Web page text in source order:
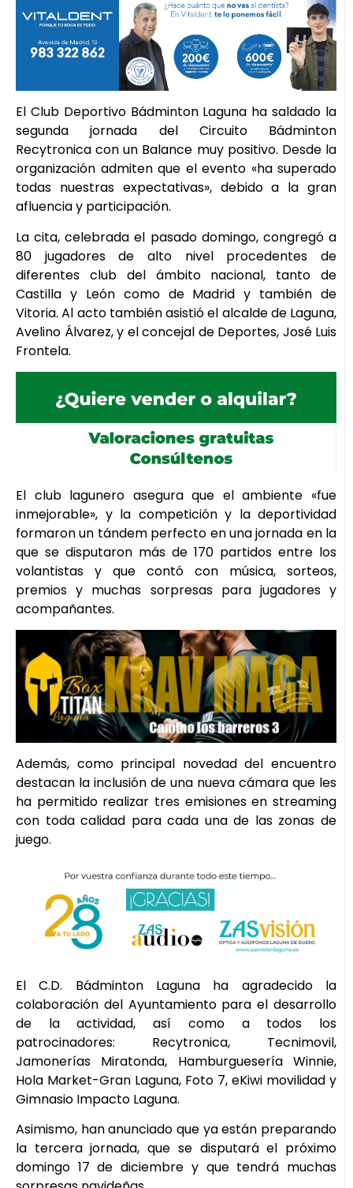
El Club Deportivo Bádminton Laguna ha saldado la
segunda jornada del Circuito Bádminton
Recytronica con un Balance muy positivo. Desde la
organización admiten que el evento «ha superado
todas nuestras expectativas», debido a la gran
afluencia y participación.
La cita, celebrada el pasado domingo, congregó a
80 jugadores de alto nivel procedentes de
diferentes club del ámbito nacional, tanto de
Castilla y León como de Madrid y también de
Vitoria. Al acto también asistió el alcalde de Laguna,
Avelino Álvarez, y el concejal de Deportes, José Luis
Frontela.
El club lagunero asegura que el ambiente «fue
inmejorable», y la competición y la deportividad
formaron un tándem perfecto en una jornada en la
que se disputaron más de 170 partidos entre los
volantistas y que contó con música, sorteos,
premios y muchas sorpresas para jugadores y
acompañantes.
Además, como principal novedad del encuentro
destacan la inclusión de una nueva cámara que les
ha permitido realizar tres emisiones en streaming
con toda calidad para cada una de las zonas de
juego.
El C.D. Bádminton Laguna ha agradecido la
colaboración del Ayuntamiento para el desarrollo
de la actividad, así como a todos los
patrocinadores: Recytronica, Tecnimovil,
Jamonerías Miratonda, Hamburguesería Winnie,
Hola Market-Gran Laguna, Foto 7, eKiwi movilidad y
Gimnasio Impacto Laguna.
Asimismo, han anunciado que ya están preparando
la tercera jornada, que se disputará el próximo
domingo 17 de diciembre y que tendrá muchas